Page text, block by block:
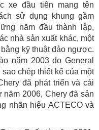
xe đầu tiên mang tên
sử dụng khung gầm
năm đầu thành lập,
nhà sản xuất khác, một
kỹ thuật đảo ngược.
năm 2003 do General
chép thiết kế của một
đã phát triển và cải
2006, Chery đã sản
nhãn hiệu ACTECO và